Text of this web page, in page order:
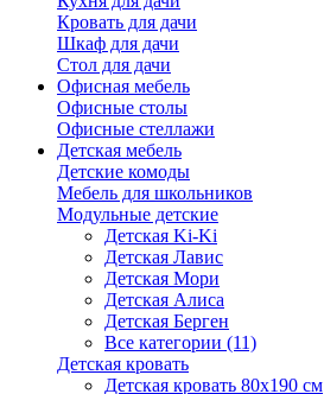
Кровать для дачи
Шкаф для дачи
Стол для дачи
Офисная мебель
Офисные столы
Офисные стеллажи
Детская мебель
Детские комоды
Мебель для школьников
Модульные детские
Детская Ki-Ki
Детская Лавис
Детская Мори
Детская Алиса
Детская Берген
Все категории (11)
Детская кровать
Детская кровать 80х190 см